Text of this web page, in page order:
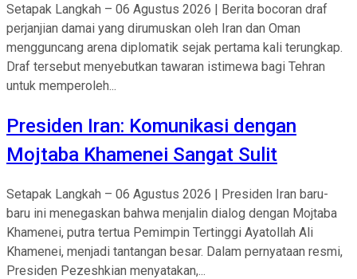
Setapak Langkah – 06 Agustus 2026 | Berita bocoran draf
perjanjian damai yang dirumuskan oleh Iran dan Oman
mengguncang arena diplomatik sejak pertama kali terungkap.
Draf tersebut menyebutkan tawaran istimewa bagi Tehran
untuk memperoleh...
Presiden Iran: Komunikasi dengan
Mojtaba Khamenei Sangat Sulit
Setapak Langkah – 06 Agustus 2026 | Presiden Iran baru-
baru ini menegaskan bahwa menjalin dialog dengan Mojtaba
Khamenei, putra tertua Pemimpin Tertinggi Ayatollah Ali
Khamenei, menjadi tantangan besar. Dalam pernyataan resmi,
Presiden Pezeshkian menyatakan,...